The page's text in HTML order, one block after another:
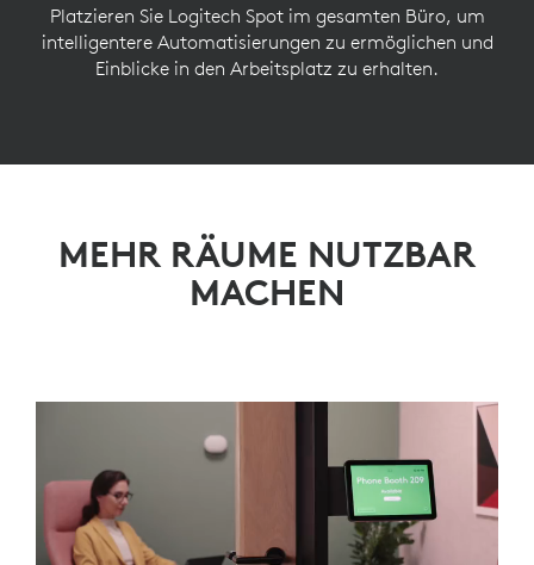
Platzieren Sie Logitech Spot im gesamten Büro, um
intelligentere Automatisierungen zu ermöglichen und
Einblicke in den Arbeitsplatz zu erhalten.
MEHR RÄUME NUTZBAR
MACHEN